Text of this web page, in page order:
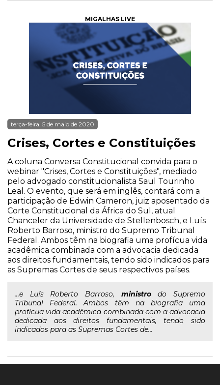
MIGALHAS LIVE
terça-feira, 5 de maio de 2020
Crises, Cortes e Constituições
A coluna Conversa Constitucional convida para o
webinar "Crises, Cortes e Constituições", mediado
pelo advogado constitucionalista Saul Tourinho
Leal. O evento, que será em inglês, contará com a
participação de Edwin Cameron, juiz aposentado da
Corte Constitucional da África do Sul, atual
Chanceler da Universidade de Stellenbosch, e Luís
Roberto Barroso, ministro do Supremo Tribunal
Federal. Ambos têm na biografia uma profícua vida
acadêmica combinada com a advocacia dedicada
aos direitos fundamentais, tendo sido indicados para
as Supremas Cortes de seus respectivos países.
...e Luís Roberto Barroso, ministrodo Supremo
Tribunal Federal. Ambos têm na biografia uma
profícua vida acadêmica combinada com a advocacia
dedicada aos direitos fundamentais, tendo sido
indicados para as Supremas Cortes de...